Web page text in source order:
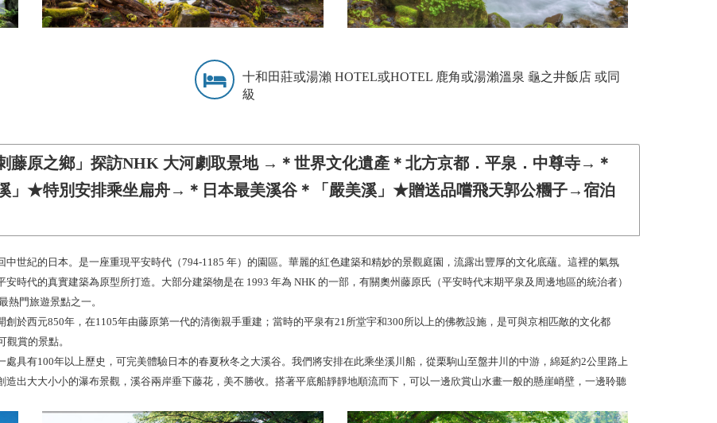
十和田莊或湯瀨 HOTEL或HOTEL 鹿角或湯瀨溫泉 龜之井飯店 或同
級
藤原之鄉」探訪NHK 大河劇取景地 →＊世界文化遺產＊北方京都．平泉．中尊寺→＊
」★特別安排乘坐扁舟→＊日本最美溪谷＊「嚴美溪」★贈送品嚐飛天郭公糰子→宿泊
中世紀的日本。是一座重現平安時代（794-1185 年）的園區。華麗的紅色建築和精妙的景觀庭園，流露出豐厚的文化底蘊。這裡的氣氛
時代的真實建築為原型所打造。大部分建築物是在 1993 年為 NHK 的一部，有關奧州藤原氏（平安時代末期平泉及周邊地區的統治者）
熱門旅遊景點之一。
於西元850年，在1105年由藤原第一代的清衡親手重建；當時的平泉有21所堂宇和300所以上的佛教設施，是可與京相匹敵的文化都
賞的景點。
處具有100年以上歷史，可完美體驗日本的春夏秋冬之大溪谷。我們將安排在此乘坐溪川船，從栗駒山至盤井川的中游，綿延約2公里路上
出大大小小的瀑布景觀，溪谷兩岸垂下藤花，美不勝收。搭著平底船靜靜地順流而下，可以一邊欣賞山水畫一般的懸崖峭壁，一邊聆聽